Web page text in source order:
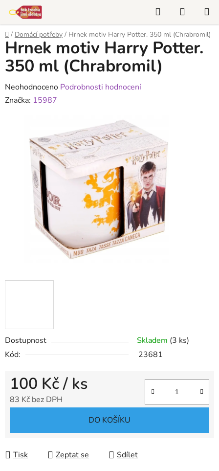
obsah
Hledat
KOŠÍK
Domů
/ Domácí potřeby / Hrnek motiv Harry Potter. 350 ml (Chrabromil)
Dostupnost Skladem (3 ks)
Kód:
23681
100 Kč/ ks
83 Kč bez DPH
DO KOŠÍKU
Tisk Zeptat se Sdílet
Hrnek motiv Harry Potter.
350 ml (Chrabromil)
Průměrné
hodnocení
hvězdiček.
Neohodnoceno Podrobnosti hodnocení
Značka: 15987